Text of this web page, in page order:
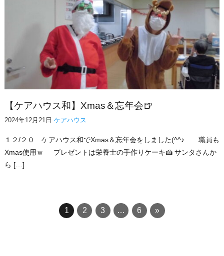
【ケアハウス和】Xmas＆忘年会🍺
2024年12月21日 ケアハウス
１２/２０ ケアハウス和でXmas＆忘年会をしました(^^♪ 職員も
Xmas使用ｗ プレゼントは栄養士の手作りケーキ🍰 サンタさんか
ら […]
1 2 3 … 6 »